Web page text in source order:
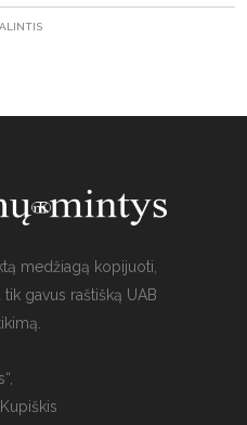
medžiagą kopijuoti,
gavus raštišką UAB